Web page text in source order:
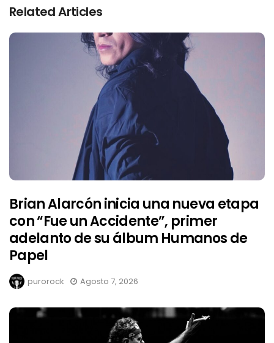
Related Articles
Brian Alarcón inicia una nueva etapa
con “Fue un Accidente”, primer
adelanto de su álbum Humanos de
Papel
purorock Agosto 7, 2026